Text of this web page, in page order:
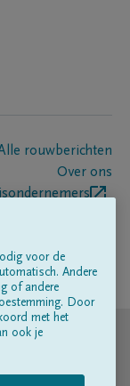
rouwberichten
Over ons
voor de
Andere
of andere
Door
met het
ook je